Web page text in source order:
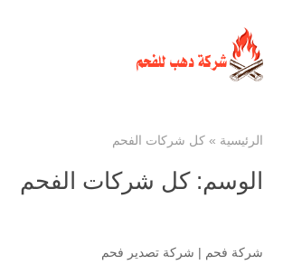
الرئيسية » كل شركات الفحم
الوسم:كل شركات الفحم
شركة فحم | شركة تصدير فحم